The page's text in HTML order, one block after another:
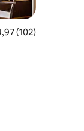
: 4,92 sur 5
moyenne
(102)